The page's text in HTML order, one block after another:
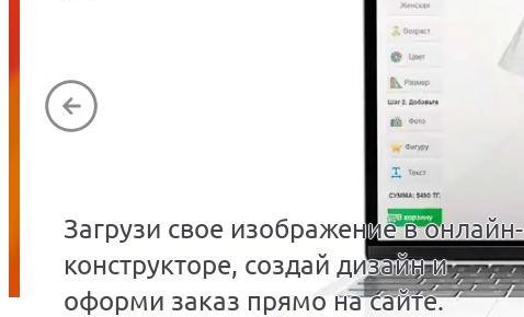
Загрузи свое изображение в онлайн-
конструкторе, создай дизайн и
оформи заказ прямо на сайте.